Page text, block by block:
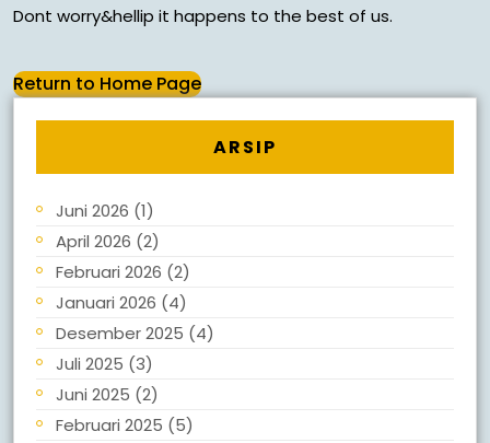
Dont worry&hellip it happens to the best of us.
Return to Home Page
ARSIP
Juni 2026 (1)
April 2026 (2)
Februari 2026 (2)
Januari 2026 (4)
Desember 2025 (4)
Juli 2025 (3)
Juni 2025 (2)
Februari 2025 (5)